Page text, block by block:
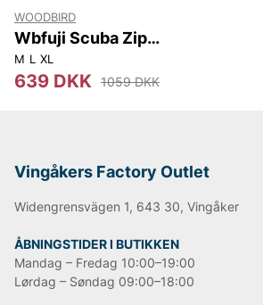
WOODBIRD
Wbfuji Scuba Zip
Hoodie
M L XL
639 DKK 1059 DKK
Vingåkers Factory Outlet
Widengrensvägen 1, 643 30, Vingåker
ÅBNINGSTIDER I BUTIKKEN
Mandag – Fredag 10:00–19:00
Lørdag – Søndag 09:00–18:00